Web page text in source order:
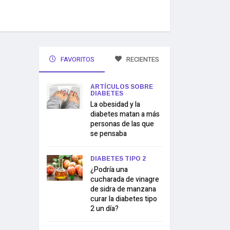
FAVORITOS RECIENTES
ARTÍCULOS SOBRE
DIABETES
La obesidad y la
diabetes matan a más
personas de las que
se pensaba
DIABETES TIPO 2
¿Podría una
cucharada de vinagre
de sidra de manzana
curar la diabetes tipo
2 un día?